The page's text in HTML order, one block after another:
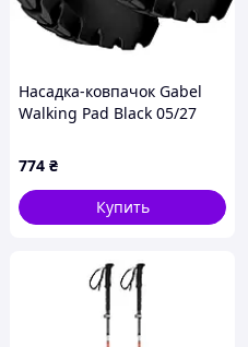
Насадка-ковпачок Gabel
Walking Pad Black 05/27
774 ₴
Купить